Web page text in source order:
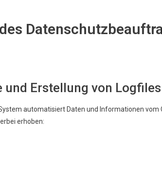
und Erstellung von Logfiles
automatisiert Daten und Informationen vom
erhoben: